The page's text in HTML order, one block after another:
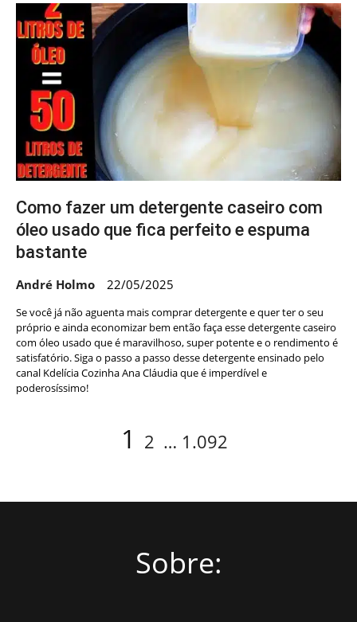
Como fazer um detergente caseiro com
óleo usado que fica perfeito e espuma
bastante
André Holmo 22/05/2025
Se você já não aguenta mais comprar detergente e quer ter o seu
próprio e ainda economizar bem então faça esse detergente caseiro
com óleo usado que é maravilhoso, super potente e o rendimento é
satisfatório. Siga o passo a passo desse detergente ensinado pelo
canal Kdelícia Cozinha Ana Cláudia que é imperdível e
poderosíssimo!
NavegaçãoPage
1 Page
2 … Page
1.092
Sobre: